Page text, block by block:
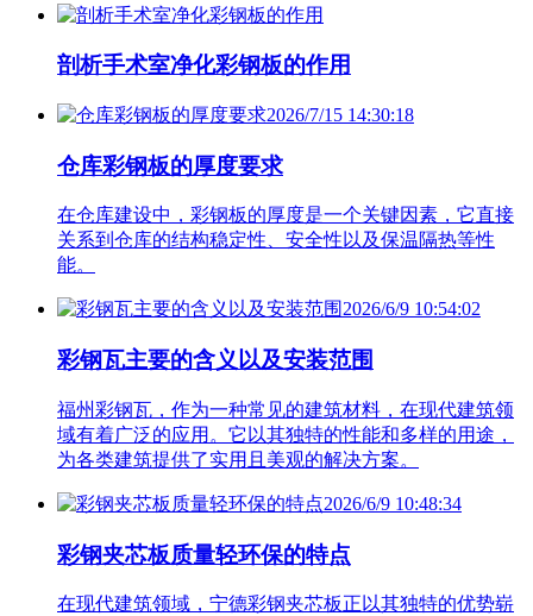
剖析手术室净化彩钢板的作用
2026/7/15 14:30:18
仓库彩钢板的厚度要求
在仓库建设中，彩钢板的厚度是一个关键因素，它直接
关系到仓库的结构稳定性、安全性以及保温隔热等性
能。
2026/6/9 10:54:02
彩钢瓦主要的含义以及安装范围
福州彩钢瓦，作为一种常见的建筑材料，在现代建筑领
域有着广泛的应用。它以其独特的性能和多样的用途，
为各类建筑提供了实用且美观的解决方案。
2026/6/9 10:48:34
彩钢夹芯板质量轻环保的特点
在现代建筑领域，宁德彩钢夹芯板正以其独特的优势崭